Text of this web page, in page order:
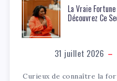
La Vraie
Découvrez Ce
31 juillet 2026
Curieux de connaître la